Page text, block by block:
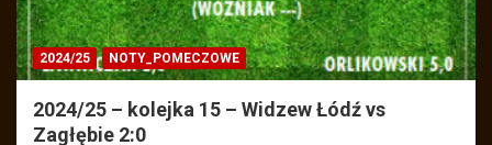
2024/25 NOTY_POMECZOWE
2024/25 – kolejka 15 – Widzew Łódź vs
Zagłębie 2:0